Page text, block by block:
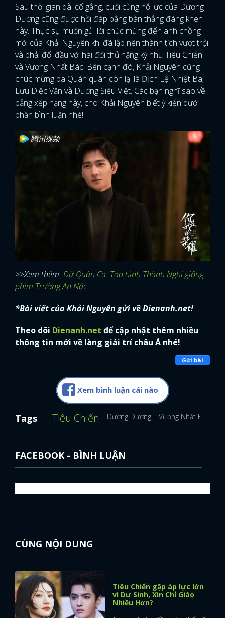
Sau thời gian dài cố gắng, cuối cùng nỗ lực của Dương
Dương cũng được hồi đáp bằng bàn thắng đáng khen
này. Thực sự muốn gửi lời chúc mừng đến anh chồng
mới của Khải Nguyên khi đã lập nên thành tích vượt trội
và phải đối đầu với hai đối thủ nặng ký như Tiêu Chiến
và Vương Nhất Bác. Bên cạnh đó, Khải Nguyên cũng
chúc mừng ba Quán quân còn lại là Địch Lệ Nhiệt Ba,
Lưu Diệc Văn và Dương Siêu Việt. Các bạn nghĩ sao về
bảng xếp hạng này, cho Khải Nguyên biết ý kiến dưới
phần bình luận nhé!
>>Xem thêm:Dữ Quân Ca: Tạo hình Thành Nghị giống
phim Trường An Nặc
*Bài viết của Khải Nguyên gửi về Dienanh.net!
Theo dõi Dienanh.net để cập nhật thêm nhiều
thông tin mới về làng giải trí châu Á nhé!
Gửi bài
Xem bình luận cái nào
Tags Tiêu Chiến Dương Dương Vương Nhất Bác
FACEBOOK - BÌNH LUẬN
CÙNG NỘI DUNG
Tiêu Chiến gặp áp lực lớn
vì Dư Sinh, Xin Chỉ Giáo
Nhiều Hơn?